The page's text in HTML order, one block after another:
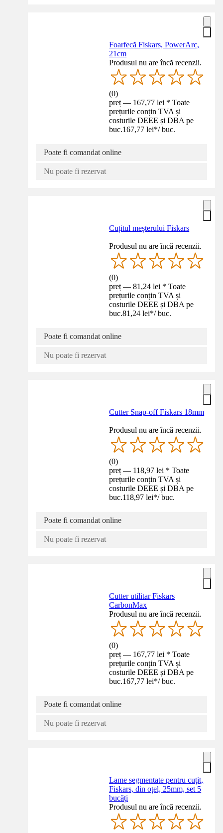
Foarfecă Fiskars, PowerArc,
21cm
Produsul nu are încă recenzii.
(0)
preț — 167,77 lei * Toate
prețurile conțin TVA și
costurile DEEE și DBA pe
buc.167,77 lei*/ buc.
Poate fi comandat online
Nu poate fi rezervat
Cuțitul meșterului Fiskars
Produsul nu are încă recenzii.
(0)
preț — 81,24 lei * Toate
prețurile conțin TVA și
costurile DEEE și DBA pe
buc.81,24 lei*/ buc.
Poate fi comandat online
Nu poate fi rezervat
Cutter Snap-off Fiskars 18mm
Produsul nu are încă recenzii.
(0)
preț — 118,97 lei * Toate
prețurile conțin TVA și
costurile DEEE și DBA pe
buc.118,97 lei*/ buc.
Poate fi comandat online
Nu poate fi rezervat
Cutter utilitar Fiskars
CarbonMax
Produsul nu are încă recenzii.
(0)
preț — 167,77 lei * Toate
prețurile conțin TVA și
costurile DEEE și DBA pe
buc.167,77 lei*/ buc.
Poate fi comandat online
Nu poate fi rezervat
Lame segmentate pentru cuțit,
Fiskars, din oțel, 25mm, set 5
bucăți
Produsul nu are încă recenzii.